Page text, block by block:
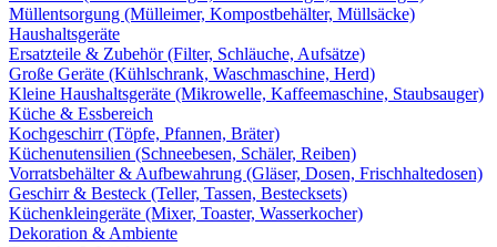
Müllentsorgung (Mülleimer, Kompostbehälter, Müllsäcke)
Haushaltsgeräte
Ersatzteile & Zubehör (Filter, Schläuche, Aufsätze)
Große Geräte (Kühlschrank, Waschmaschine, Herd)
Kleine Haushaltsgeräte (Mikrowelle, Kaffeemaschine, Staubsauger)
Küche & Essbereich
Kochgeschirr (Töpfe, Pfannen, Bräter)
Küchenutensilien (Schneebesen, Schäler, Reiben)
Vorratsbehälter & Aufbewahrung (Gläser, Dosen, Frischhaltedosen)
Geschirr & Besteck (Teller, Tassen, Bestecksets)
Küchenkleingeräte (Mixer, Toaster, Wasserkocher)
Dekoration & Ambiente